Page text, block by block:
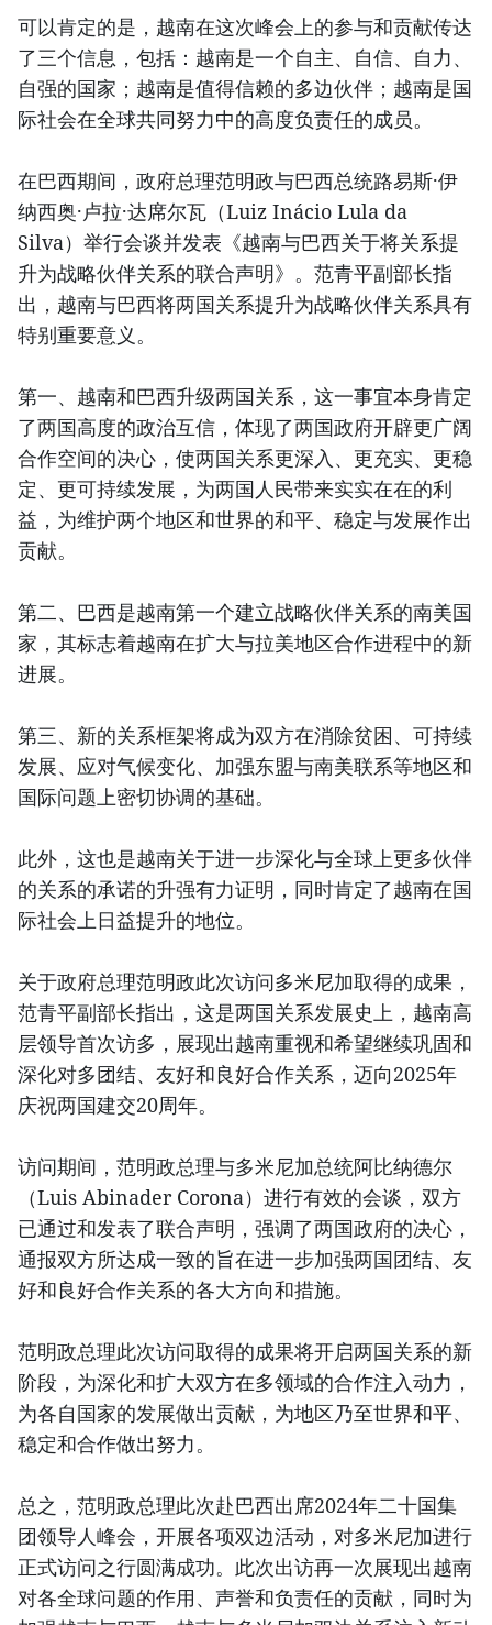
可以肯定的是，越南在这次峰会上的参与和贡献传达
了三个信息，包括：越南是一个自主、自信、自力、
自强的国家；越南是值得信赖的多边伙伴；越南是国
际社会在全球共同努力中的高度负责任的成员。
在巴西期间，政府总理范明政与巴西总统路易斯·伊
纳西奥·卢拉·达席尔瓦（Luiz Inácio Lula da
Silva）举行会谈并发表《越南与巴西关于将关系提
升为战略伙伴关系的联合声明》。范青平副部长指
出，越南与巴西将两国关系提升为战略伙伴关系具有
特别重要意义。
第一、越南和巴西升级两国关系，这一事宜本身肯定
了两国高度的政治互信，体现了两国政府开辟更广阔
合作空间的决心，使两国关系更深入、更充实、更稳
定、更可持续发展，为两国人民带来实实在在的利
益，为维护两个地区和世界的和平、稳定与发展作出
贡献。
第二、巴西是越南第一个建立战略伙伴关系的南美国
家，其标志着越南在扩大与拉美地区合作进程中的新
进展。
第三、新的关系框架将成为双方在消除贫困、可持续
发展、应对气候变化、加强东盟与南美联系等地区和
国际问题上密切协调的基础。
此外，这也是越南关于进一步深化与全球上更多伙伴
的关系的承诺的升强有力证明，同时肯定了越南在国
际社会上日益提升的地位。
关于政府总理范明政此次访问多米尼加取得的成果，
范青平副部长指出，这是两国关系发展史上，越南高
层领导首次访多，展现出越南重视和希望继续巩固和
深化对多团结、友好和良好合作关系，迈向2025年
庆祝两国建交20周年。
访问期间，范明政总理与多米尼加总统阿比纳德尔
（Luis Abinader Corona）进行有效的会谈，双方
已通过和发表了联合声明，强调了两国政府的决心，
通报双方所达成一致的旨在进一步加强两国团结、友
好和良好合作关系的各大方向和措施。
范明政总理此次访问取得的成果将开启两国关系的新
阶段，为深化和扩大双方在多领域的合作注入动力，
为各自国家的发展做出贡献，为地区乃至世界和平、
稳定和合作做出努力。
总之，范明政总理此次赴巴西出席2024年二十国集
团领导人峰会，开展各项双边活动，对多米尼加进行
正式访问之行圆满成功。此次出访再一次展现出越南
对各全球问题的作用、声誉和负责任的贡献，同时为